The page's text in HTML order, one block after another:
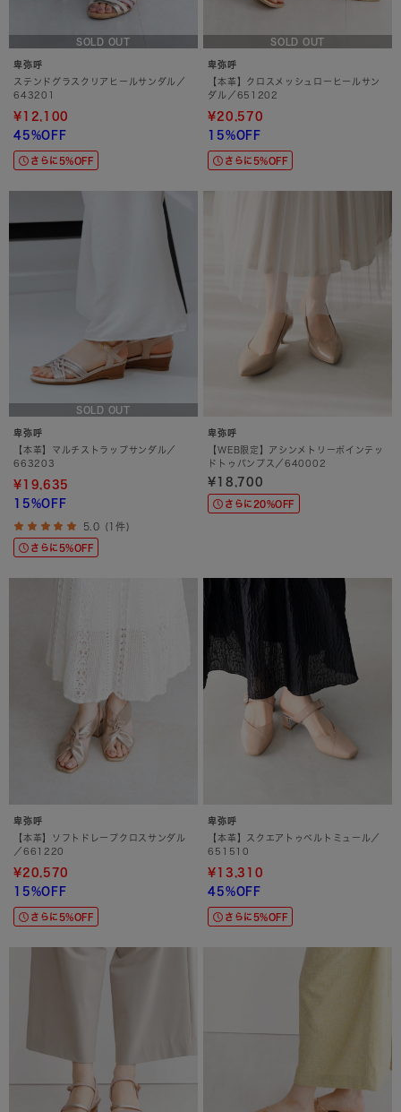
SOLD OUT
卑弥呼
ステンドグラスクリアヒールサンダル／
643201
¥12,100
45%OFF
さらに5%OFF
SOLD OUT
卑弥呼
【本革】クロスメッシュローヒールサン
ダル／651202
¥20,570
15%OFF
さらに5%OFF
SOLD OUT
卑弥呼
【本革】マルチストラップサンダル／
663203
¥19,635
15%OFF
5.0 (1件)
さらに5%OFF
卑弥呼
【WEB限定】アシンメトリーポインテッ
ドトゥパンプス／640002
¥18,700
さらに20%OFF
卑弥呼
【本革】ソフトドレープクロスサンダル
／661220
¥20,570
15%OFF
さらに5%OFF
卑弥呼
【本革】スクエアトゥベルトミュール／
651510
¥13,310
45%OFF
さらに5%OFF